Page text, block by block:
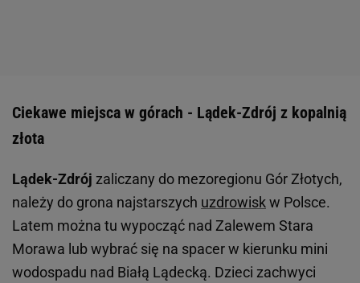
Ciekawe miejsca w górach - Lądek-Zdrój z kopalnią
złota
Lądek-Zdrój zaliczany do mezoregionu Gór Złotych,
należy do grona najstarszych uzdrowiskw Polsce.
Latem można tu wypocząć nad Zalewem Stara
Morawa lub wybrać się na spacer w kierunku mini
wodospadu nad Białą Lądecką. Dzieci zachwyci